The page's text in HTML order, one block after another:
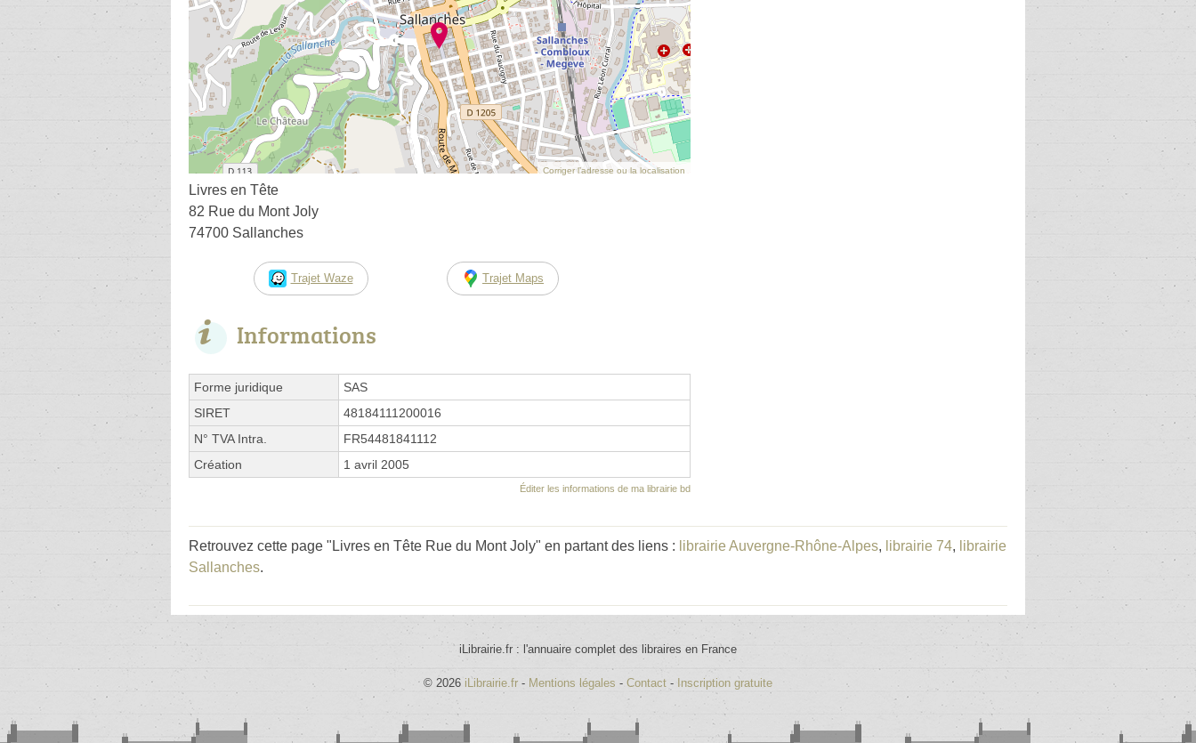
Corriger l’adresse ou la localisation
Livres en Tête
82 Rue du Mont Joly
74700 Sallanches
Trajet Waze Trajet Maps
Informations
Forme juridique
SAS
SIRET
48184111200016
N° TVA Intra.
FR54481841112
Création
1 avril 2005
Éditer les informations de ma librairie bd
Retrouvez cette page "Livres en Tête Rue du Mont Joly" en partant des liens : librairie Auvergne-Rhône-Alpes, librairie 74, librairie
Sallanches.
iLibrairie.fr : l'annuaire complet des libraires en France
© 2026 iLibrairie.fr - Mentions légales - Contact - Inscription gratuite